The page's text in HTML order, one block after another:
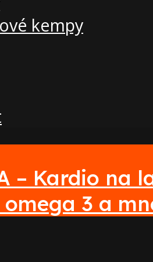
kempy
– Kardio na
3 a